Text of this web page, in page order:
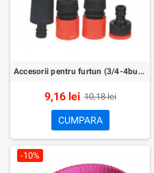
Accesorii pentru furtun (3/4-4buc./set)
9,16 lei 10,18 lei
CUMPARA
-10%